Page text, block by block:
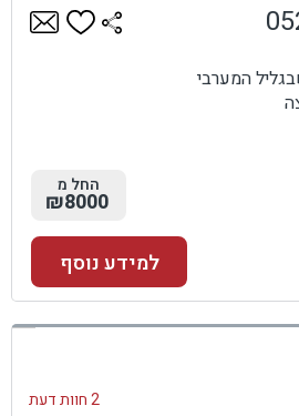
המערבי
החל מ
₪8000
למידע נוסף
2 חוות דעת